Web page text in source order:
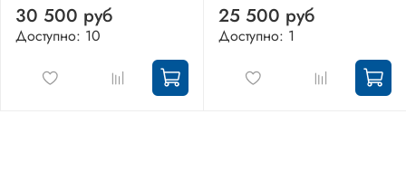
30 500 руб
Доступно: 10
25 500 руб
Доступно: 1